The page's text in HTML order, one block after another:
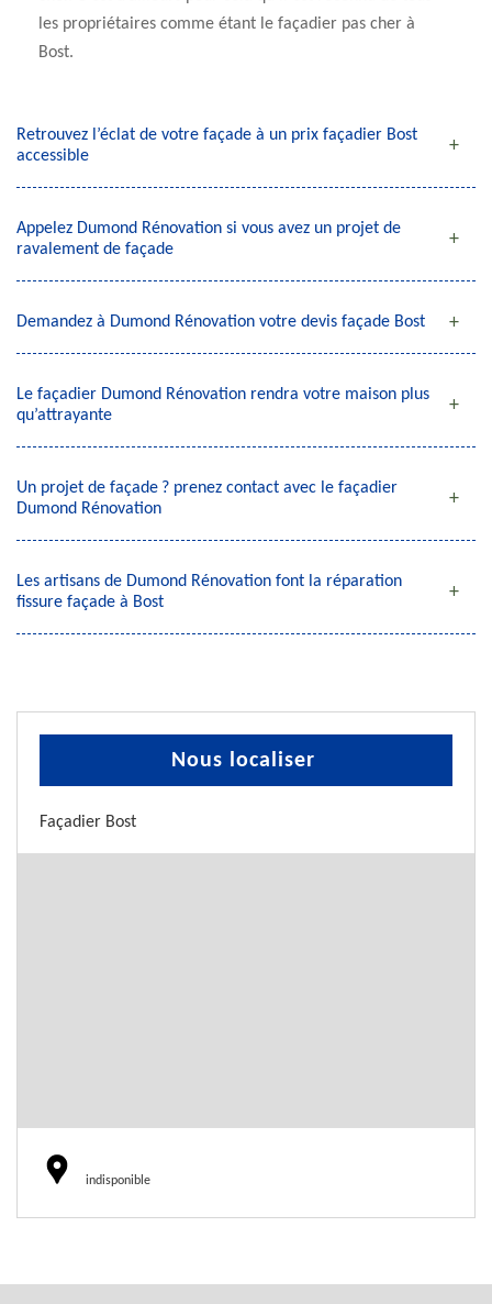
les propriétaires comme étant le façadier pas cher à
Bost.
Retrouvez l’éclat de votre façade à un prix façadier Bost
accessible
Appelez Dumond Rénovation si vous avez un projet de
ravalement de façade
Demandez à Dumond Rénovation votre devis façade Bost
Le façadier Dumond Rénovation rendra votre maison plus
qu’attrayante
Un projet de façade ? prenez contact avec le façadier
Dumond Rénovation
Les artisans de Dumond Rénovation font la réparation
fissure façade à Bost
Nous localiser
Façadier Bost
indisponible